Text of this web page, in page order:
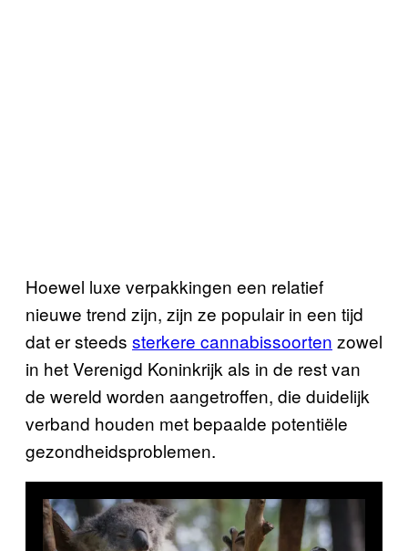
Hoewel luxe verpakkingen een relatief
nieuwe trend zijn, zijn ze populair in een tijd
dat er steeds sterkere cannabissoorten zowel
in het Verenigd Koninkrijk als in de rest van
de wereld worden aangetroffen, die duidelijk
verband houden met bepaalde potentiële
gezondheidsproblemen.